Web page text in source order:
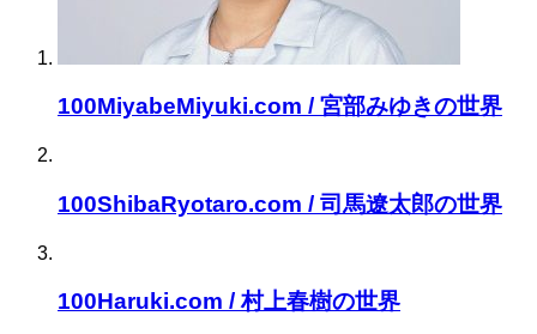
100MiyabeMiyuki.com / 宮部みゆきの世界
100ShibaRyotaro.com / 司馬遼太郎の世界
100Haruki.com / 村上春樹の世界